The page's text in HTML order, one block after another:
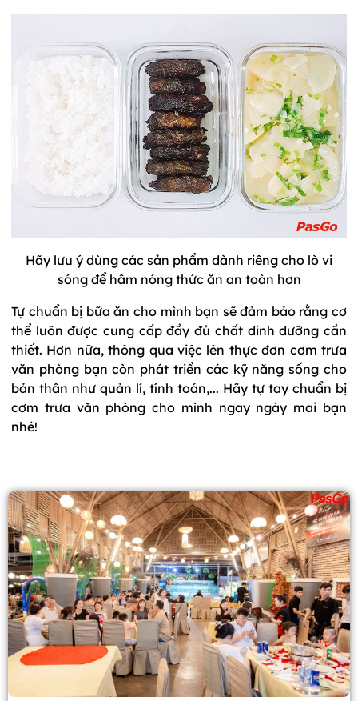
Hãy lưu ý dùng các sản phẩm dành riêng cho lò vi
sóng để hâm nóng thức ăn an toàn hơn
Tự chuẩn bị bữa ăn cho mình bạn sẽ đảm bảo rằng cơ
thể luôn được cung cấp đầy đủ chất dinh dưỡng cần
thiết. Hơn nữa, thông qua việc lên thực đơn cơm trưa
văn phòng bạn còn phát triển các kỹ năng sống cho
bản thân như quản lí, tính toán,... Hãy tự tay chuẩn bị
cơm trưa văn phòng cho mình ngay ngày mai bạn
nhé!